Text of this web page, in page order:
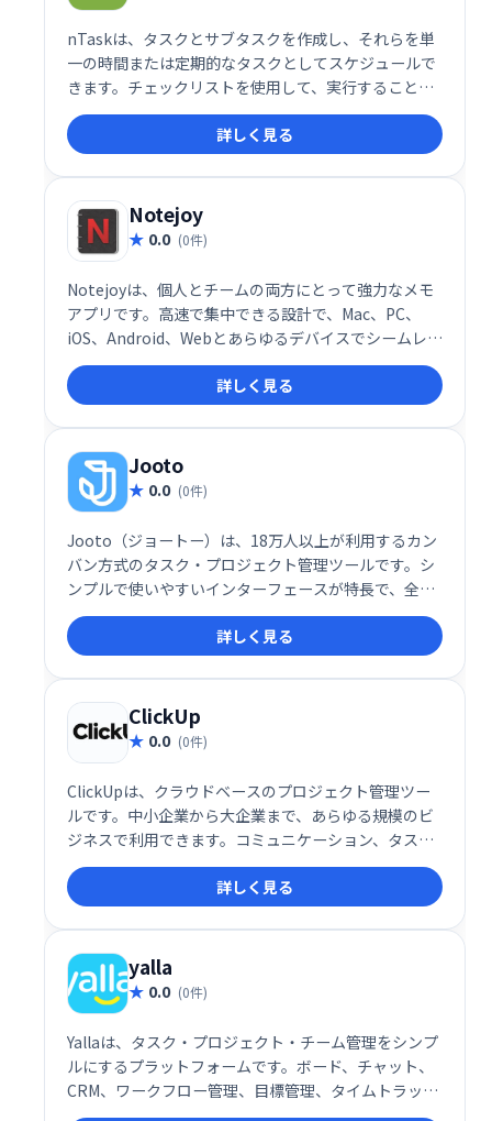
nTaskは、タスクとサブタスクを作成し、それらを単
一の時間または定期的なタスクとしてスケジュールで
きます。チェックリストを使用して、実行することを
リストできます。さらに、プロジェクトを作成し、そ
の下に複数のタスクを関連付けることができます。
詳しく見る
Notejoy
0.0 (0件)
Notejoyは、個人とチームの両方にとって強力なメモ
アプリです。高速で集中できる設計で、Mac、PC、
iOS、Android、Webとあらゆるデバイスでシームレス
に同期します。無料サインアップで、すぐに利用可能
です。
詳しく見る
Jooto
0.0 (0件)
Jooto（ジョートー）は、18万人以上が利用するカン
バン方式のタスク・プロジェクト管理ツールです。シ
ンプルで使いやすいインターフェースが特長で、全て
の機能が無料で利用できます。チームでのタスク管理
やプロジェクト進捗の可視化に最適です。
詳しく見る
ClickUp
0.0 (0件)
ClickUpは、クラウドベースのプロジェクト管理ツー
ルです。中小企業から大企業まで、あらゆる規模のビ
ジネスで利用できます。コミュニケーション、タスク
管理、進捗状況の把握、アラート通知など、チームワ
ークを円滑にする多彩な機能を搭載。タスクの割り当
てやステータス管理も容易に行え、効率的なプロジェ
クト遂行をサポートします。ビジネスの規模や業種を
問わず、スムーズなコラボレーションを実現します。
詳しく見る
yalla
0.0 (0件)
Yallaは、タスク・プロジェクト・チーム管理をシンプ
ルにするプラットフォームです。ボード、チャット、
CRM、ワークフロー管理、目標管理、タイムトラッキ
ング、ガントチャートなど、必要な機能を網羅。直感